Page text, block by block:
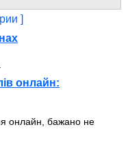
]
онлайн:
онлайн, бажано не